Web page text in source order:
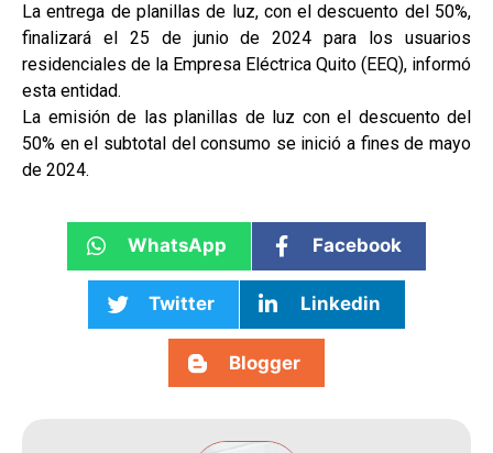
La entrega de planillas de luz, con el descuento del 50%,
finalizará el 25 de junio de 2024 para los usuarios
residenciales de la Empresa Eléctrica Quito (EEQ), informó
esta entidad.
La emisión de las planillas de luz con el descuento del
50% en el subtotal del consumo se inició a fines de mayo
de 2024.
WhatsApp Facebook
Twitter Linkedin
Blogger